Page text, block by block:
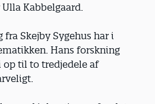
Kabbelgaard.
Skejby Sygehus har i
Hans forskning
til to tredjedele af